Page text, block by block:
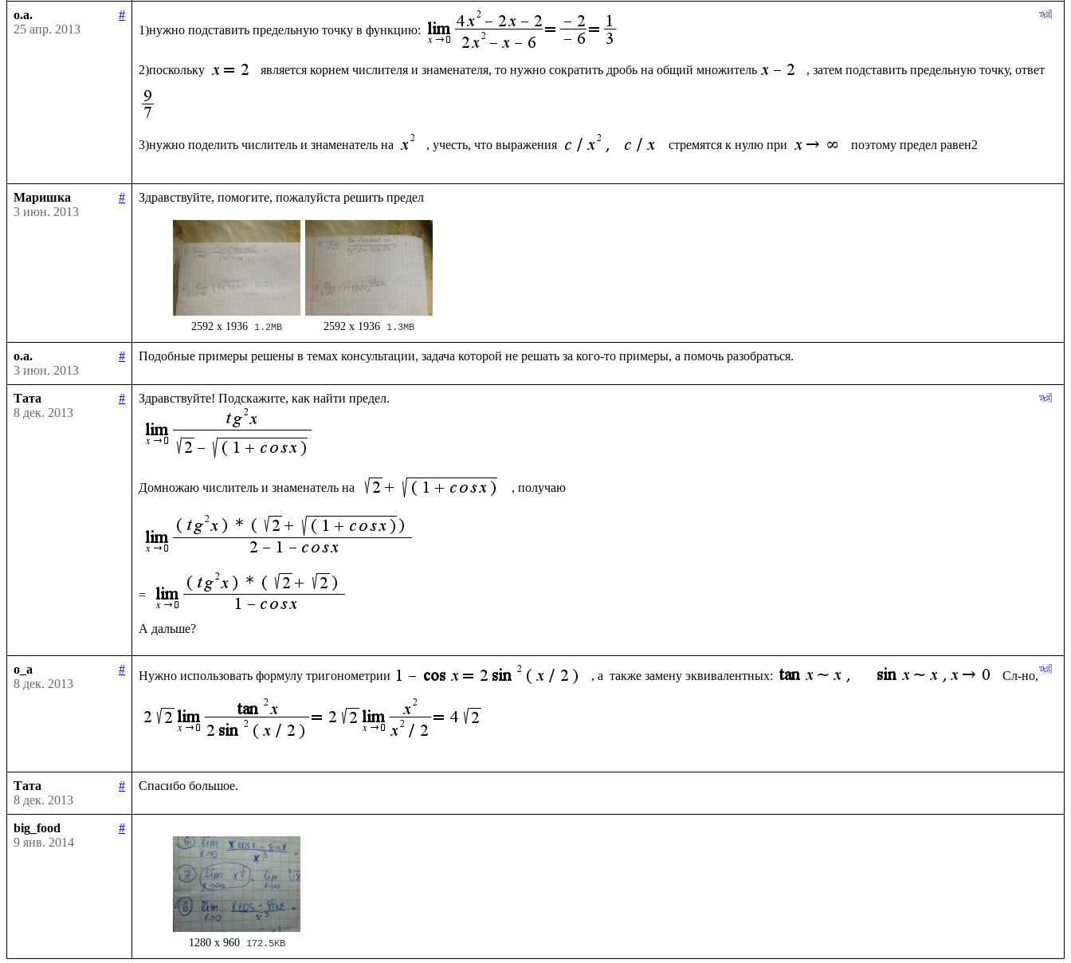
o.a.
#
25 апр. 2013
1)нужно подставить предельную точку в функцию:
2)поскольку является корнем числителя и знаменателя, то нужно сократить дробь на общий множитель , затем подставить предельную точку, ответ
3)нужно поделить числитель и знаменатель на , учесть, что выражения стремятся к нулю при
Маришка
#
3 июн. 2013
2592 x 1936 1.2MB 2592 x 1936 1.3MB
o.a.
#
3 июн. 2013
Тата
#
8 дек. 2013
Домножаю числитель и знаменатель на
=
o_a
#
8 дек. 2013
Нужно использовать формулу тригонометрии , а  также замену эквивалентных: Сл-но,
Тата
#
8 дек. 2013
big_food
#
9 янв. 2014
1280 x 960 172.5KB